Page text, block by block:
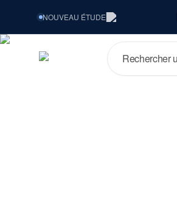
NOUVEAU ÉTUDE